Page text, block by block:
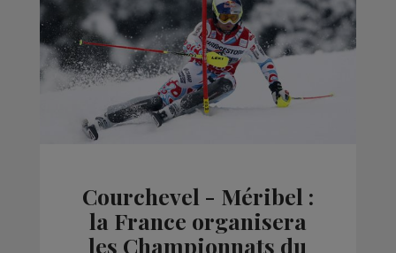
Courchevel - Méribel :
la France organisera
les Championnats du